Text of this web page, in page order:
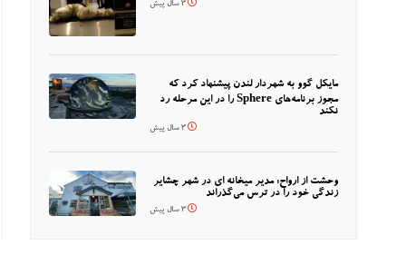
3 سال پیش
مایکل گوو به شهردار لندن پیشنهاد کرد که
مجوز برنامه‌های Sphere را در این مرحله رد
نکند
3 سال پیش
وحشت از ارواح: مدیر میخانه ای در شهر چشایر
زندگی خود را در ترس می‌گذراند
3 سال پیش